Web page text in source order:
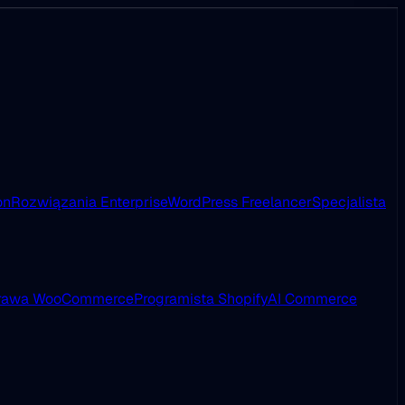
Rozwiązania EnterpriseWordPress FreelancerSpecjalista
WooCommerceProgramista ShopifyAI Commerce